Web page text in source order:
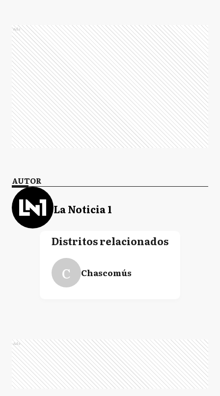
Ads
AUTOR
La Noticia 1
Distritos relacionados
C Chascomús
Ads